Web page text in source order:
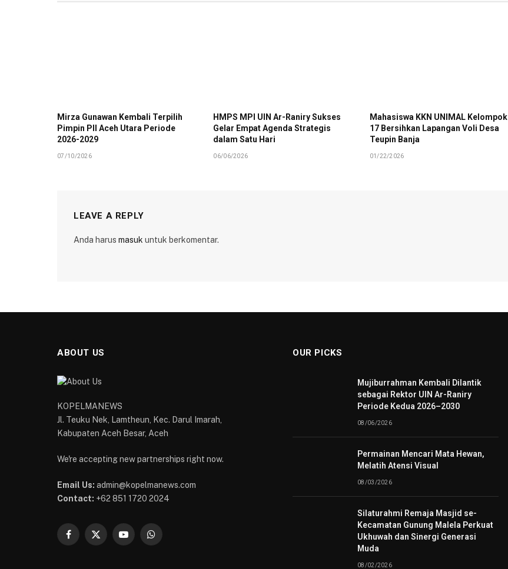
Mirza Gunawan Kembali Terpilih
Pimpin PII Aceh Utara Periode
2026-2029
07/10/2026
HMPS MPI UIN Ar-Raniry Sukses
Gelar Empat Agenda Strategis
dalam Satu Hari
06/06/2026
Mahasiswa KKN UNIMAL Kelompok
17 Bersihkan Lapangan Voli Desa
Teupin Banja
01/22/2026
LEAVE A REPLY
Anda harus masuk untuk berkomentar.
ABOUT US
KOPELMANEWS
Jl. Teuku Nek, Lamtheun, Kec. Darul Imarah,
Kabupaten Aceh Besar, Aceh
We're accepting new partnerships right now.
Email Us: admin@kopelmanews.com
Contact: +62 851 1720 2024
Facebook
X
YouTubeWhatsApp
OUR PICKS
Mujiburrahman Kembali Dilantik
sebagai Rektor UIN Ar-Raniry
Periode Kedua 2026–2030
08/06/2026
Permainan Mencari Mata Hewan,
Melatih Atensi Visual
08/03/2026
Silaturahmi Remaja Masjid se-
Kecamatan Gunung Malela Perkuat
Ukhuwah dan Sinergi Generasi
Muda
08/02/2026